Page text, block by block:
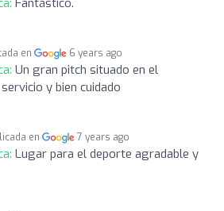
en 6 years ago
Un gran pitch situado en el
y bien cuidado
en 7 years ago
Lugar para el deporte agradable y